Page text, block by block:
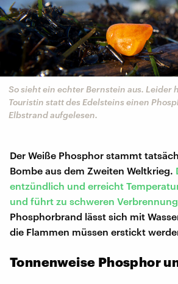
So sieht ein echter Bernstein aus. Leider
Touristin statt des Edelsteins einen
Elbstrand aufgelesen.
Der Weiße Phosphor stammt
Bombe aus dem Zweiten Weltkrieg.
entzündlich und erreicht
und führt zu schweren
Phosphorbrand lässt sich mit
die Flammen müssen erstickt
Tonnenweise Phosphor